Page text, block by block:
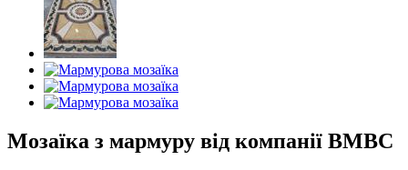
Мозаїка з мармуру від компанії BMBC